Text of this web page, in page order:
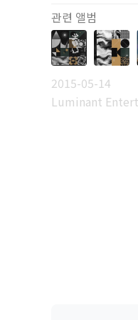
관련 앨범
2015-05-14
Luminant